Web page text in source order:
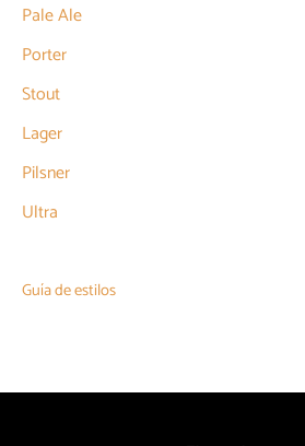
Pale Ale
Porter
Stout
Lager
Pilsner
Ultra
Guía de estilos